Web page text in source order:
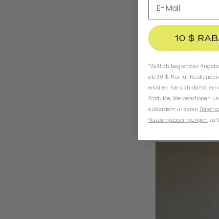
Tätigkeit.
Christine
Strategin
Film, Video
meine Arbeit
10 $
*Zeitlich begrenztes
ab 60 $. Nur für
erklären Sie sich damit
Produkte, Werbeaktionen
außerdem unseren
Nutzungsbedingungen zu.